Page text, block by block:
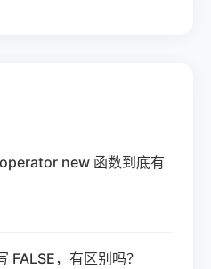
new 函数到底有
FALSE，有区别吗？